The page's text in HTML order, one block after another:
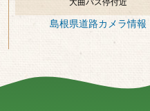
島根県道路カメラ情報